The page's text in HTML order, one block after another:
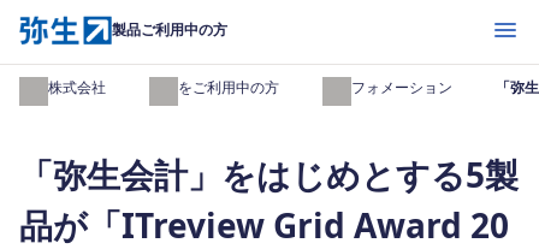
製品ご利用中の方 開く
弥生株式会社 製品をご利用中の方 インフォメーション 「弥
「弥生会計」をはじめとする5製
品が「ITreview Grid Award 20